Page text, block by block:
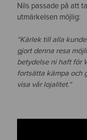
Nils passade på att
utmärkelsen möjlig:
“Kärlek till alla
gjort denna resa
betydelse ni haft för
fortsätta kämpa och
visa vår lojalitet.“